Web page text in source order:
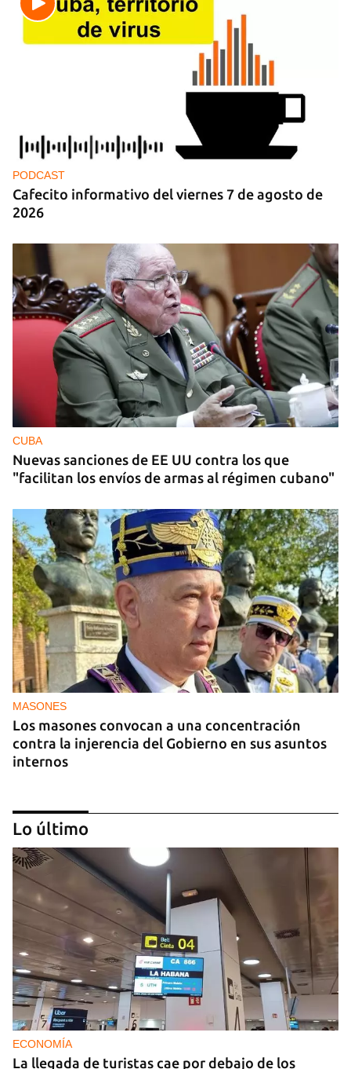
PODCAST
Cafecito informativo del viernes 7 de agosto de
2026
CUBA
Nuevas sanciones de EE UU contra los que
"facilitan los envíos de armas al régimen cubano"
MASONES
Los masones convocan a una concentración
contra la injerencia del Gobierno en sus asuntos
internos
FOTO DEL DÍA
Lluvia para beber, agua contaminada para el día a
día
Lo último
ECONOMÍA
La llegada de turistas cae por debajo de los